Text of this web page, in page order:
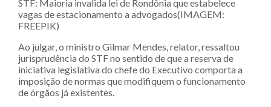
STF: Maioria invalida lei de Rondônia que estabelece
vagas de estacionamento a advogados(IMAGEM:
FREEPIK)
Ao julgar, o ministro Gilmar Mendes, relator, ressaltou
jurisprudência do STF no sentido de que a reserva de
iniciativa legislativa do chefe do Executivo comporta a
imposição de normas que modifiquem o funcionamento
de órgãos já existentes.